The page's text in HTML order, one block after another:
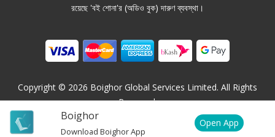
Boighor
Download Boighor App
Open App
রয়েছে 'বই শোনা'র (অডিও বুক) দারুণ ব্যবস্থা।
Copyright © 2026 Boighor Global Services Limited. All Rights
Reserved.